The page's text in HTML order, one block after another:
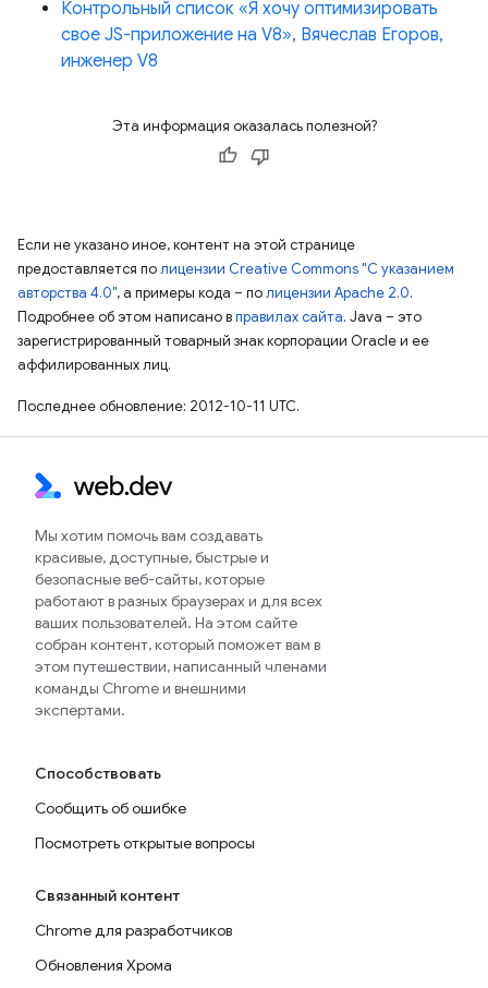
Контрольный список «Я хочу оптимизировать
свое JS-приложение на V8», Вячеслав Егоров,
инженер V8
Эта информация оказалась полезной?
Если не указано иное, контент на этой странице
предоставляется полицензии Creative Commons "С указанием
авторства 4.0", а примеры кода – полицензии Apache 2.0.
Подробнее об этом написано вправилах сайта. Java – это
зарегистрированный товарный знак корпорации Oracle и ее
аффилированных лиц.
Последнее обновление: 2012-10-11 UTC.
Мы хотим помочь вам создавать
красивые, доступные, быстрые и
безопасные веб-сайты, которые
работают в разных браузерах и для всех
ваших пользователей. На этом сайте
собран контент, который поможет вам в
этом путешествии, написанный членами
команды Chrome и внешними
экспертами.
Способствовать
Сообщить об ошибке
Посмотреть открытые вопросы
Связанный контент
Chrome для разработчиков
Обновления Хрома